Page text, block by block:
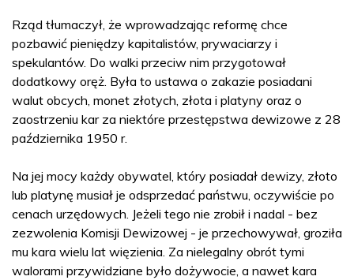
Rząd tłumaczył, że wprowadzając reformę chce
pozbawić pieniędzy kapitalistów, prywaciarzy i
spekulantów. Do walki przeciw nim przygotował
dodatkowy oręż. Była to ustawa o zakazie posiadani
walut obcych, monet złotych, złota i platyny oraz o
zaostrzeniu kar za niektóre przestępstwa dewizowe z 28
października 1950 r.
Na jej mocy każdy obywatel, który posiadał dewizy, złoto
lub platynę musiał je odsprzedać państwu, oczywiście po
cenach urzędowych. Jeżeli tego nie zrobił i nadal - bez
zezwolenia Komisji Dewizowej - je przechowywał, groziła
mu kara wielu lat więzienia. Za nielegalny obrót tymi
walorami przywidziane było dożywocie, a nawet kara